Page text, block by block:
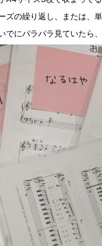
ズの繰り返し、または、
でにパラパラ見ていたら